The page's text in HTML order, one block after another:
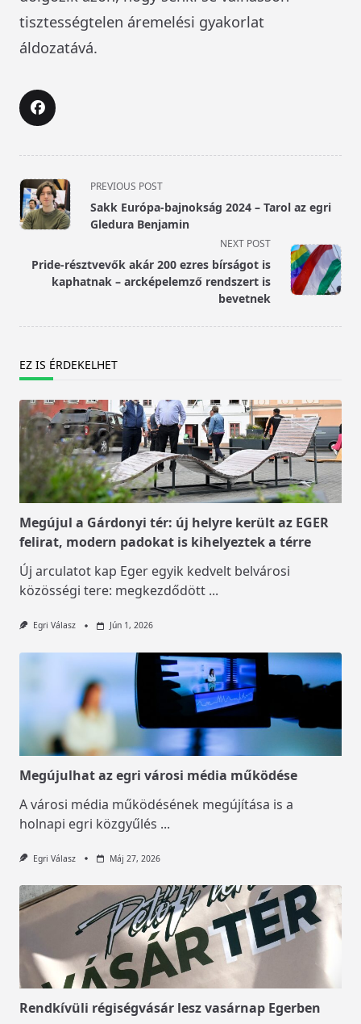
tisztességtelen áremelési gyakorlat
áldozatává.
<span
class="nav-
subtitle
reader-
text">Page</span>
PREVIOUS POST
Sakk Európa-bajnokság 2024 – Tarol az egri
Gledura Benjamin
NEXT POST
Pride-résztvevők akár 200 ezres bírságot is
kaphatnak – arcképelemző rendszert is
bevetnek
EZ IS ÉRDEKELHET
Megújul a Gárdonyi tér: új helyre került az EGER
felirat, modern padokat is kihelyeztek a térre
Új arculatot kap Eger egyik kedvelt belvárosi
közösségi tere: megkezdődött ...
Egri Válasz Jún 1, 2026
Megújulhat az egri városi média működése
A városi média működésének megújítása is a
holnapi egri közgyűlés ...
Egri Válasz Máj 27, 2026
Rendkívüli régiségvásár lesz vasárnap Egerben